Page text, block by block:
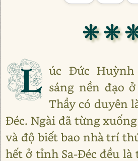
❊ ❊
L úc Đức Huỳnh
sáng nền đạo
Thầy có duyên
Đéc. Ngài đã từng
và độ biết bao nhà trí
hết ở tỉnh Sa-Đéc đều là